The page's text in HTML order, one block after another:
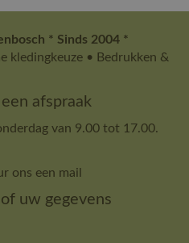
* Sinds 2004 *
kledingkeuze • Bedrukken &
afspraak
van 9.00 tot 17.00.
ons een mail
uw gegevens